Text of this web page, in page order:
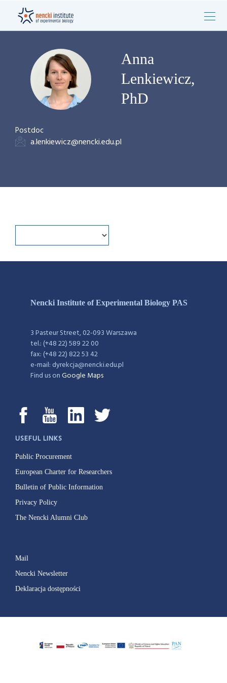
Anna
Lenkiewicz,
PhD
Postdoc
a.lenkiewicz@nencki.edu.pl
Nencki Institute of Experimental Biology PAS
3 Pasteur Street, 02-093 Warszawa
tel.: (+48 22) 589 22 00
fax: (+48 22) 822 53 42
e-mail: dyrekcja@nencki.edu.pl
Find us onGoogle Maps
USEFUL LINKS
Public Procurement
European Charter for Researchers
Bulletin of Public Information
Privacy Policy
The Nencki Alumni Club
Mail
Nencki Newsletter
Deklaracja dostępności